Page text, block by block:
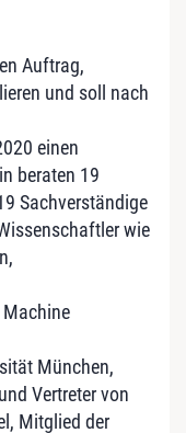
Auftrag,
und soll nach
einen
beraten 19
Sachverständige
wie
München,
Vertreter von
Mitglied der